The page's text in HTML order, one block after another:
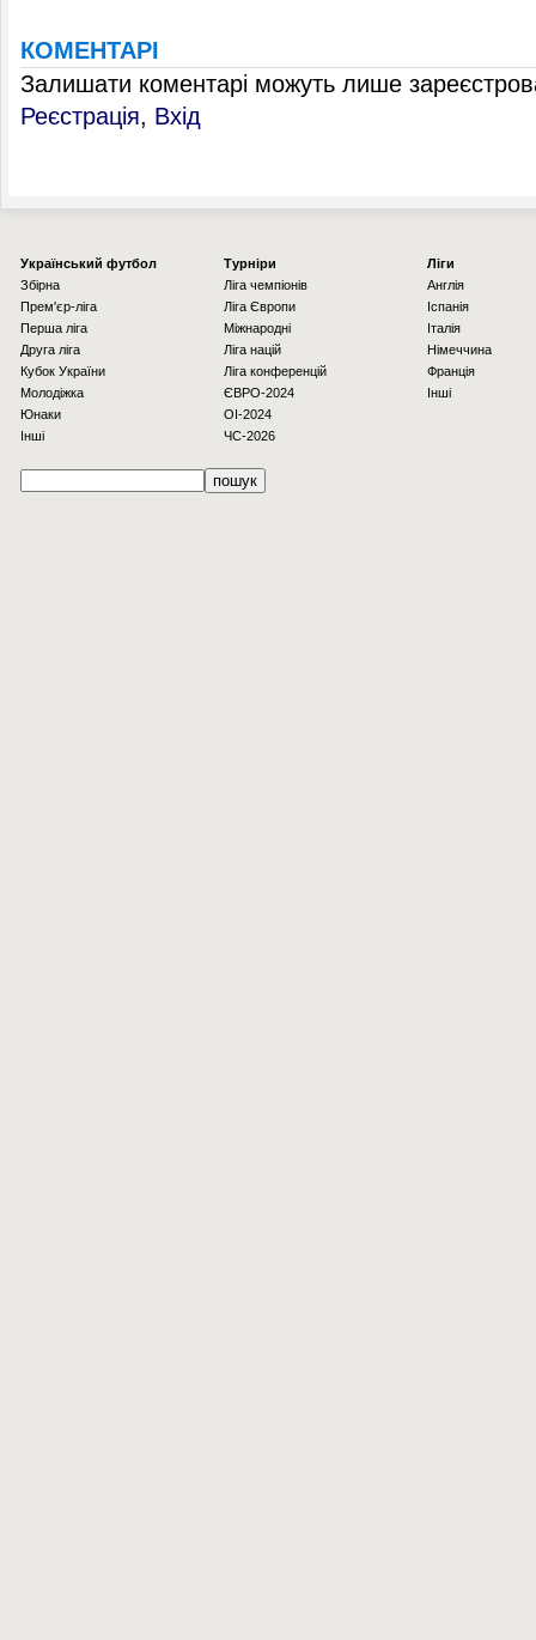
КОМЕНТАРІ
Залишати коментарі можуть лише
Реєстрація, Вхід
Українcький футбол
Збірна
Прем'єр-ліга
Перша ліга
Друга ліга
Кубок України
Молодіжка
Юнаки
Інші
Турніри
Ліга чемпіонів
Ліга Європи
Міжнародні
Ліга націй
Ліга конференцій
ЄВРО-2024
OI-2024
ЧС-2026
Ліги
Англія
Іспанія
Італія
Німеччина
Франція
Інші